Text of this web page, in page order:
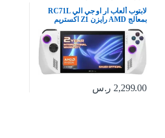
لابتوب ألعاب ار او جي الي RC71L
بمعالج AMD رايزن Z1 اكستريم
وذاكرة RAM 16GB وSSD 512GB
وويندوز 11 وFHD 120Hz و7 مللي
ثانية وشاشة تعمل باللمس وبصمة
إصبع، بطاقة ألعاب Xbox مجانية لمدة
2,299.00 ر.س